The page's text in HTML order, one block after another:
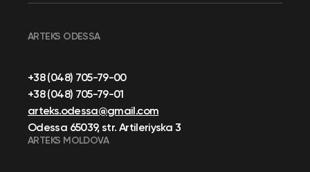
ARTEKS ODESSA
+38 (048) 705-79-00
+38 (048) 705-79-01
arteks.odessa@gmail.com
Odessa 65039, str. Artileriyska 3
ARTEKS MOLDOVA